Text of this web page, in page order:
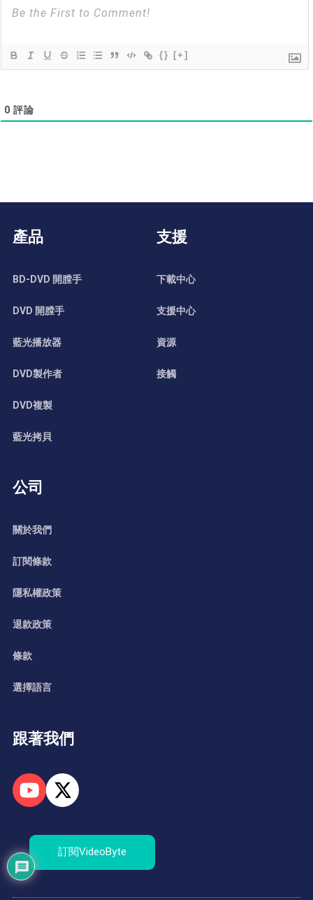
{} [+]
0 評論
產品
BD-DVD 開膛手
DVD 開膛手
藍光播放器
DVD製作者
DVD複製
藍光拷貝
支援
下載中心
支援中心
資源
接觸
公司
關於我們
訂閱條款
隱私權政策
退款政策
條款
選擇語言
跟著我們
訂閱VideoByte